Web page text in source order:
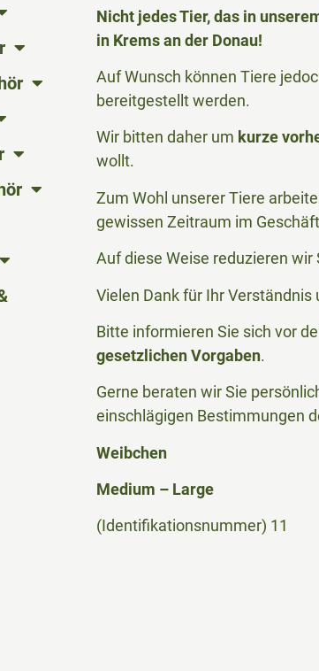
Nicht jedes Tier, das in
in Krems an der Donau!
Auf Wunsch können Tiere
bereitgestellt werden.
Wir bitten daher um kurze
wollt.
Zum Wohl unserer Tiere
gewissen Zeitraum im
Auf diese Weise reduzieren
Vielen Dank für Ihr
Bitte informieren Sie sich vor
gesetzlichen Vorgaben.
Gerne beraten wir Sie
einschlägigen Bestimmungen
Weibchen
Medium – Large
(Identifikationsnummer) 11